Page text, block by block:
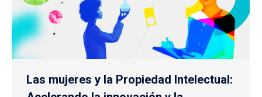
Las mujeres y la Propiedad Intelectual: